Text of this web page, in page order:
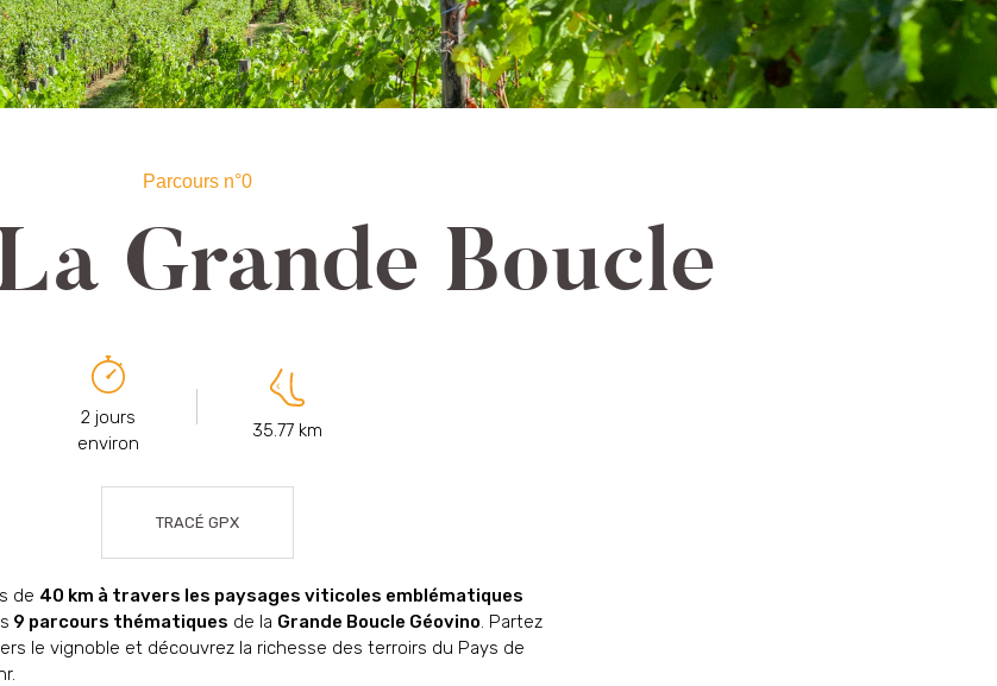
Parcours n°0
Grande Boucle
2 jours
environ
35.77 km
TRACÉ GPX
de 40 km à travers les paysages viticoles emblématiques
9 parcours thématiques de la Grande Boucle Géovino. Partez
le vignoble et découvrez la richesse des terroirs du Pays de